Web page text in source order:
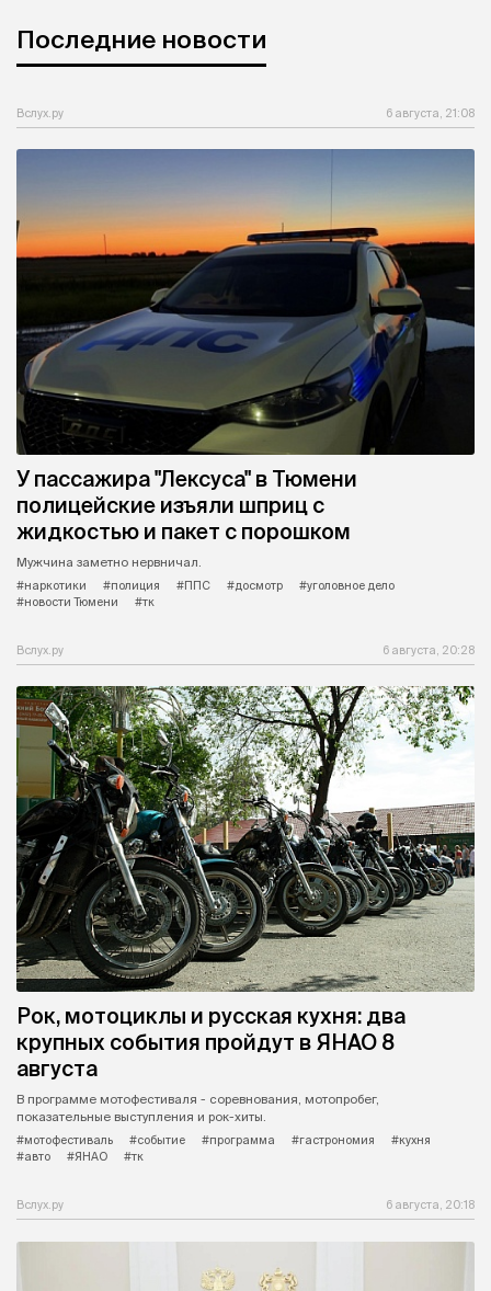
Последние новости
Вслух.ру 6 августа, 21:08
У пассажира "Лексуса" в Тюмени
полицейские изъяли шприц с
жидкостью и пакет с порошком
Мужчина заметно нервничал.
#наркотики
#полиция #ППС #досмотр
#уголовное дело
#новости Тюмени
#тк
Вслух.ру 6 августа, 20:28
Рок, мотоциклы и русская кухня: два
крупных события пройдут в ЯНАО 8
августа
В программе мотофестиваля - соревнования, мотопробег,
показательные выступления и рок-хиты.
#мотофестиваль
#событие #программа #гастрономия
#кухня
#авто
#ЯНАО #тк
Вслух.ру 6 августа, 20:18